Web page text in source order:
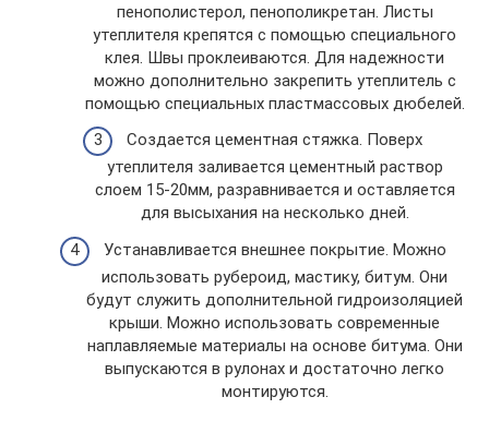
пенополистерол, пенополикретан. Листы
утеплителя крепятся с помощью специального
клея. Швы проклеиваются. Для надежности
можно дополнительно закрепить утеплитель с
помощью специальных пластмассовых дюбелей.
Создается цементная стяжка. Поверх
утеплителя заливается цементный раствор
слоем 15-20мм, разравнивается и оставляется
для высыхания на несколько дней.
Устанавливается внешнее покрытие. Можно
использовать рубероид, мастику, битум. Они
будут служить дополнительной гидроизоляцией
крыши. Можно использовать современные
наплавляемые материалы на основе битума. Они
выпускаются в рулонах и достаточно легко
монтируются.